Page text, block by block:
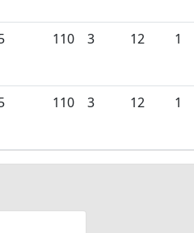
110 3 12 1
110 3 12 1